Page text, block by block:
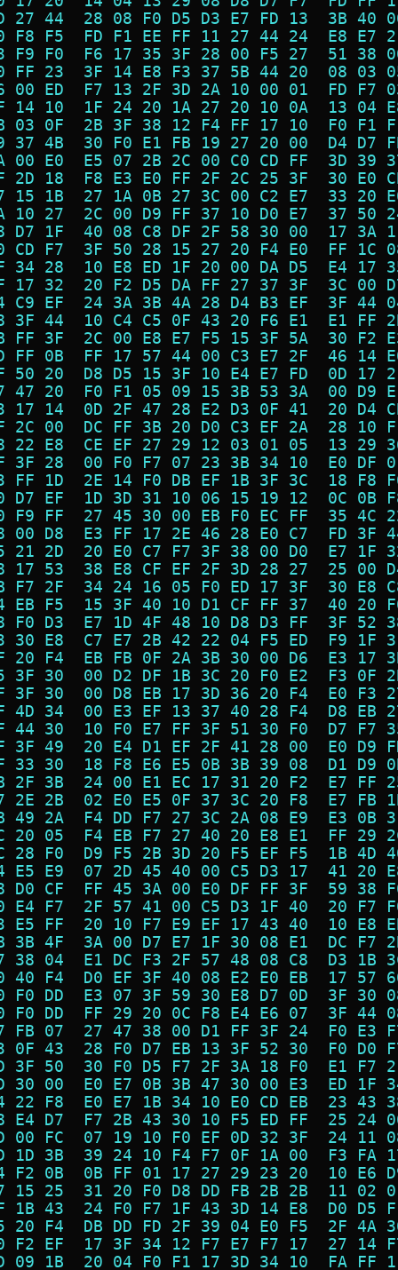
27 44  28 08 F0 D5 D3 E7 FD 13  3B
F8 F5  FD F1 EE FF 11 27 44 24  E8
F9 F0  F6 17 35 3F 28 00 F5 27  51
FF 23  3F 14 E8 F3 37 5B 44 20  08
00 ED  F7 13 2F 3D 2A 10 00 01  FD
14 10  1F 24 20 1A 27 20 10 0A  13
03 0F  2B 3F 38 12 F4 FF 17 10  F0
37 4B  30 F0 E1 FB 19 27 20 00  D4
00 E0  E5 07 2B 2C 00 C0 CD FF  3D
2D 18  F8 E3 E0 FF 2F 2C 25 3F  30
15 1B  27 1A 0B 27 3C 00 C2 E7  33
10 27  2C 00 D9 FF 37 10 D0 E7  37
D7 1F  40 08 C8 DF 2F 58 30 00  17
CD F7  3F 50 28 15 27 20 F4 E0  FF
34 28  10 E8 ED 1F 20 00 DA D5  E4
17 32  20 F2 D5 DA FF 27 37 3F  3C
C9 EF  24 3A 3B 4A 28 D4 B3 EF  3F
3F 44  10 C4 C5 0F 43 20 F6 E1  E1
FF 3F  2C 00 E8 E7 F5 15 3F 5A  30
FF 0B  FF 17 57 44 00 C3 E7 2F  46
50 20  D8 D5 15 3F 10 E4 E7 FD  0D
47 20  F0 F1 05 09 15 3B 53 3A  00
17 14  0D 2F 47 28 E2 D3 0F 41  20
2C 00  DC FF 3B 20 D0 C3 EF 2A  28
22 E8  CE EF 27 29 12 03 01 05  13
3F 28  00 F0 F7 07 23 3B 34 10  E0
FF 1D  2E 14 F0 DB EF 1B 3F 3C  18
D7 EF  1D 3D 31 10 06 15 19 12  0C
F9 FF  27 45 30 00 EB F0 EC FF  35
00 D8  E3 FF 17 2E 46 28 E0 C7  FD
21 2D  20 E0 C7 F7 3F 38 00 D0  E7
17 53  38 E8 CF EF 2F 3D 28 27  25
F7 2F  34 24 16 05 F0 ED 17 3F  30
EB F5  15 3F 40 10 D1 CF FF 37  40
F0 D3  E7 1D 4F 48 10 D8 D3 FF  3F
30 E8  C7 E7 2B 42 22 04 F5 ED  F9
20 F4  EB FB 0F 2A 3B 30 00 D6  E3
3F 30  00 D2 DF 1B 3C 20 F0 E2  F3
3F 30  00 D8 EB 17 3D 36 20 F4  E0
4D 34  00 E3 EF 13 37 40 28 F4  D8
44 30  10 F0 E7 FF 3F 51 30 F0  D7
3F 49  20 E4 D1 EF 2F 41 28 00  E0
33 30  18 F8 E6 E5 0B 3B 39 08  D1
2F 3B  24 00 E1 EC 17 31 20 F2  E7
2E 2B  02 E0 E5 0F 37 3C 20 F8  E7
49 2A  F4 DD F7 27 3C 2A 08 E9  E3
20 05  F4 EB F7 27 40 20 E8 E1  FF
28 F0  D9 F5 2B 3D 20 F5 EF F5  1B
E5 E9  07 2D 45 40 00 C5 D3 17  41
D0 CF  FF 45 3A 00 E0 DF FF 3F  59
E4 F7  2F 57 41 00 C5 D3 1F 40  20
E5 FF  20 10 F7 E9 EF 17 43 40  10
3B 4F  3A 00 D7 E7 1F 30 08 E1  DC
38 04  E1 DC F3 2F 57 48 08 C8  D3
40 F4  D0 EF 3F 40 08 E2 E0 EB  17
F0 DD  E3 07 3F 59 30 E8 D7 0D  3F
F0 DD  FF 29 20 0C F8 E4 E6 07  3F
FB 07  27 47 38 00 D1 FF 3F 24  F0
0F 43  28 F0 D7 EB 13 3F 52 30  F0
3F 50  30 F0 D5 F7 2F 3A 18 F0  E1
30 00  E0 E7 0B 3B 47 30 00 E3  ED
22 F8  E0 E7 1B 34 10 E0 CD EB  23
E4 D7  F7 2B 43 30 10 F5 ED FF  25
00 FC  07 19 10 F0 EF 0D 32 3F  24
1D 3B  39 24 10 F4 F7 0F 1A 00  F3
F2 0B  0B FF 01 17 27 29 23 20  10
15 25  31 20 F0 D8 DD FB 2B 2B  11
1B 43  24 F0 F7 1F 43 3D 14 E8  D0
20 F4  DB DD FD 2F 39 04 E0 F5  2F
F2 EF  17 3F 34 12 F7 E7 F7 17  27
09 1B  20 04 F0 F1 17 3D 34 10  FA